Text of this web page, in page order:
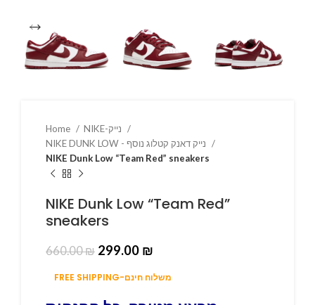
Home
NIKE Dunk Low “Team Red” sneakers
NIKE Dunk Low “Team Red”
sneakers
660.00₪ 299.00 ₪
FREE SHIPPING-משלוח חינם